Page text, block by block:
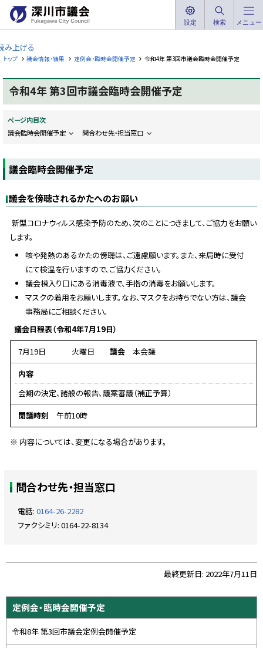
へ
メ
ニ
ュ
へ
深
川
市
議
会
u
a
g
C
C
o
設定 検索 メニュー
み上げる
トップ 議会情報・結果 定例会・臨時会開催予定 令和4年 第3回市議会臨時会開催予定
令和4年 第3回市議会臨時会開催予定
ページ内目次
議会臨時会開催予定
問合わせ先・担当窓口
議会臨時会開催予定
議会を傍聴されるかたへのお願い
新型コロナウィルス感染予防のため、次のことにつきまして、ご協力をお願い
します。
咳や発熱のあるかたの傍聴は、ご遠慮願います。また、来局時に受付
にて検温を行いますので、ご協力ください。
議会棟入り口にある消毒液で、手指の消毒をお願いします。
マスクの着用をお願いします。なお、マスクをお持ちでない方は、議会
事務局にご相談ください。
議会日程表（令和4年7月19日）
7月19日
火曜日 議会
本会議
内容
会期の決定、諸般の報告、議案審議（補正予算）
開議時刻
午前10時
※ 内容については、変更になる場合があります。
ッ 問合わせ先・担当窓口
電話: 0164-26-2282
ファクシミリ: 0164-22-8134
プ
に
戻
最終更新日: 2022年7月11日
サ
イ
ド
定例会・臨時会開催予定
令和8年 第3回市議会定例会開催予定